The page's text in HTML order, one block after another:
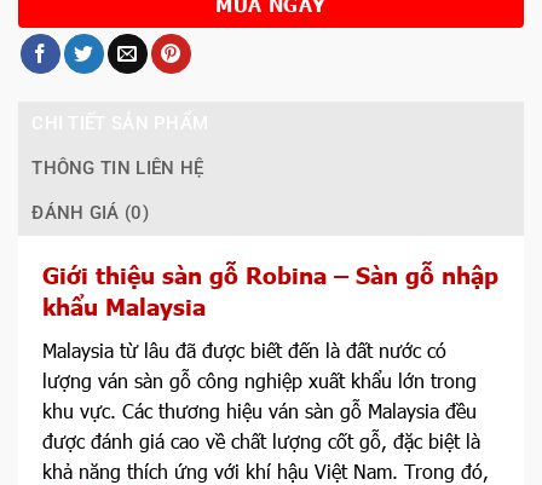
THÔNG TIN LIÊN HỆ
ĐÁNH GIÁ (0)
Giới thiệu sàn gỗ Robina – Sàn gỗ nhập
khẩu Malaysia
Malaysia từ lâu đã được biết đến là đất nước có
lượng ván sàn gỗ công nghiệp xuất khẩu lớn trong
khu vực. Các thương hiệu ván sàn gỗ Malaysia đều
được đánh giá cao về chất lượng cốt gỗ, đặc biệt là
khả năng thích ứng với khí hậu Việt Nam. Trong đó,